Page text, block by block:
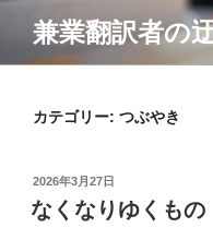
テ
兼業翻訳者の
カテゴリー: つぶやき
投
稿
日:
2026年3月27日
なくなりゆくもの